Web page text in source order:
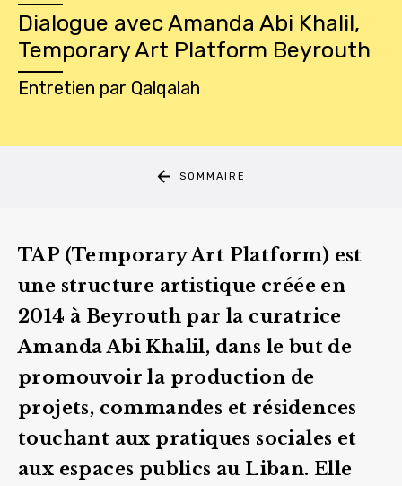
Dialogue avec Amanda Abi Khalil,
Temporary Art Platform Beyrouth
Entretien par Qalqalah
SOMMAIRE
TAP (Temporary Art Platform) est
une structure artistique créée en
2014 à Beyrouth par la curatrice
Amanda Abi Khalil, dans le but de
promouvoir la production de
projets, commandes et résidences
touchant aux pratiques sociales et
aux espaces publics au Liban. Elle